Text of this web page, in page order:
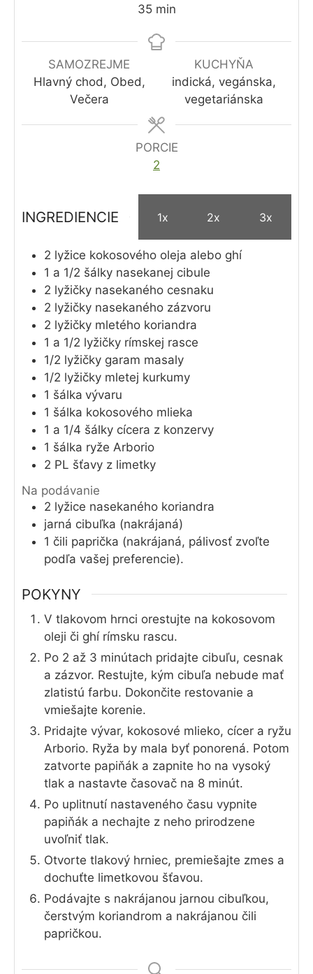
35minút
min
SAMOZREJME
Hlavný chod, Obed,
Večera
KUCHYŇA
indická, vegánska,
vegetariánska
PORCIE
2
INGREDIENCIE 1x 2x 3x
2 lyžice kokosového oleja alebo ghí
1 a 1/2 šálky nasekanej cibule
2 lyžičky nasekaného cesnaku
2 lyžičky nasekaného zázvoru
2 lyžičky mletého koriandra
1 a 1/2 lyžičky rímskej rasce
1/2 lyžičky garam masaly
1/2 lyžičky mletej kurkumy
1 šálka vývaru
1 šálka kokosového mlieka
1 a 1/4 šálky cícera z konzervy
1 šálka ryže Arborio
2 PL šťavy z limetky
Na podávanie
2 lyžice nasekaného koriandra
jarná cibuľka (nakrájaná)
1 čili paprička (nakrájaná, pálivosť zvoľte
podľa vašej preferencie).
POKYNY
V tlakovom hrnci orestujte na kokosovom
oleji či ghí rímsku rascu.
Po 2 až 3 minútach pridajte cibuľu, cesnak
a zázvor. Restujte, kým cibuľa nebude mať
zlatistú farbu. Dokončite restovanie a
vmiešajte korenie.
Pridajte vývar, kokosové mlieko, cícer a ryžu
Arborio. Ryža by mala byť ponorená. Potom
zatvorte papiňák a zapnite ho na vysoký
tlak a nastavte časovač na 8 minút.
Po uplitnutí nastaveného času vypnite
papiňák a nechajte z neho prirodzene
uvoľniť tlak.
Otvorte tlakový hrniec, premiešajte zmes a
dochuťte limetkovou šťavou.
Podávajte s nakrájanou jarnou cibuľkou,
čerstvým koriandrom a nakrájanou čili
papričkou.